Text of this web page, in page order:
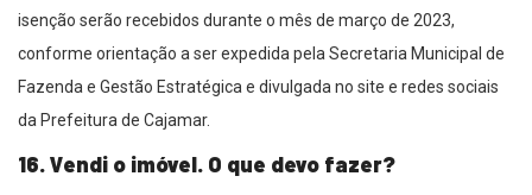
isenção serão recebidos durante o mês de março de 2023,
conforme orientação a ser expedida pela Secretaria Municipal de
Fazenda e Gestão Estratégica e divulgada no site e redes sociais
da Prefeitura de Cajamar.
16. Vendi o imóvel. O que devo fazer?